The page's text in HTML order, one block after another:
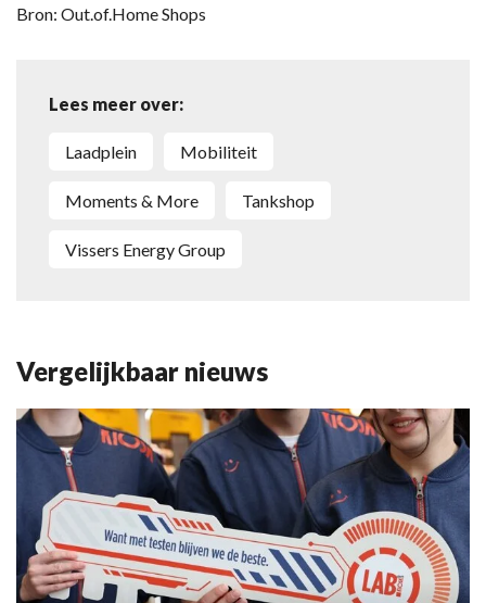
Bron: Out.of.Home Shops
Lees meer over:
laadplein mobiliteit
Moments & More tankshop
Vissers Energy Group
Vergelijkbaar nieuws